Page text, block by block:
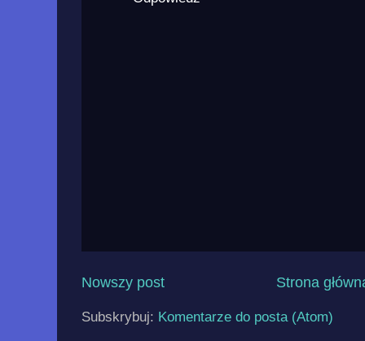
Nowszy post Strona
Subskrybuj: Komentarze do posta (Atom)